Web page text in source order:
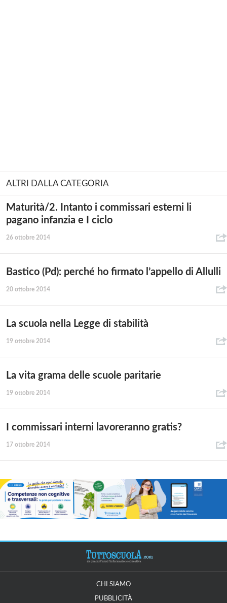
ALTRI DALLA CATEGORIA
Maturità/2. Intanto i commissari esterni li
pagano infanzia e I ciclo
26 ottobre 2014
Bastico (Pd): perché ho firmato l’appello di Allulli
20 ottobre 2014
La scuola nella Legge di stabilità
19 ottobre 2014
La vita grama delle scuole paritarie
19 ottobre 2014
I commissari interni lavoreranno gratis?
17 ottobre 2014
CHI SIAMO
PUBBLICITÀ